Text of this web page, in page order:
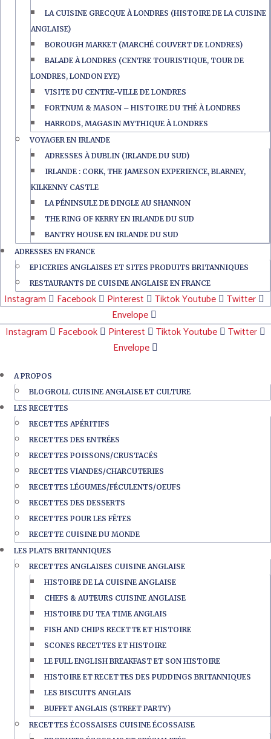
LA CUISINE GRECQUE À LONDRES (HISTOIRE DE LA CUISINE
ANGLAISE)
BOROUGH MARKET (MARCHÉ COUVERT DE LONDRES)
BALADE À LONDRES (CENTRE TOURISTIQUE, TOUR DE
LONDRES, LONDON EYE)
VISITE DU CENTRE-VILLE DE LONDRES
FORTNUM & MASON – HISTOIRE DU THÉ À LONDRES
HARRODS, MAGASIN MYTHIQUE À LONDRES
VOYAGER EN IRLANDE
ADRESSES À DUBLIN (IRLANDE DU SUD)
IRLANDE : CORK, THE JAMESON EXPERIENCE, BLARNEY,
KILKENNY CASTLE
LA PÉNINSULE DE DINGLE AU SHANNON
THE RING OF KERRY EN IRLANDE DU SUD
BANTRY HOUSE EN IRLANDE DU SUD
ADRESSES EN FRANCE
EPICERIES ANGLAISES ET SITES PRODUITS BRITANNIQUES
RESTAURANTS DE CUISINE ANGLAISE EN FRANCE
Instagram Facebook Pinterest TiktokYoutube
Twitter
Envelope
Instagram
Facebook Pinterest TiktokYoutube
Twitter
Envelope
A PROPOS
BLOGROLL CUISINE ANGLAISE ET CULTURE
LES RECETTES
RECETTES APÉRITIFS
RECETTES DES ENTRÉES
RECETTES POISSONS/CRUSTACÉS
RECETTES VIANDES/CHARCUTERIES
RECETTES LÉGUMES/FÉCULENTS/OEUFS
RECETTES DES DESSERTS
RECETTES POUR LES FÊTES
RECETTE CUISINE DU MONDE
LES PLATS BRITANNIQUES
RECETTES ANGLAISES CUISINE ANGLAISE
HISTOIRE DE LA CUISINE ANGLAISE
CHEFS & AUTEURS CUISINE ANGLAISE
HISTOIRE DU TEA TIME ANGLAIS
FISH AND CHIPS RECETTE ET HISTOIRE
SCONES RECETTES ET HISTOIRE
LE FULL ENGLISH BREAKFAST ET SON HISTOIRE
HISTOIRE ET RECETTES DES PUDDINGS BRITANNIQUES
LES BISCUITS ANGLAIS
BUFFET ANGLAIS (STREET PARTY)
RECETTES ÉCOSSAISES CUISINE ÉCOSSAISE